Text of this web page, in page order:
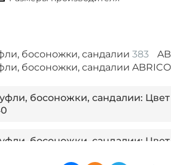
босоножки, сандалии 383
босоножки, сандалии
босоножки, сандалии:
босоножки, сандалии: